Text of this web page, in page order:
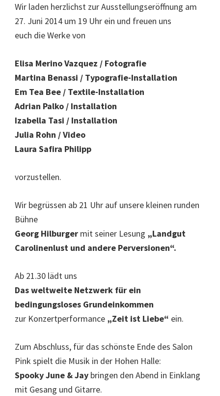
Wir laden herzlichst zur Ausstellungseröffnung am
27. Juni 2014 um 19 Uhr ein und freuen uns
euch die Werke von
Elisa Merino Vazquez / Fotografie
Martina Benassi / Typografie-Installation
Em Tea Bee / Textile-Installation
Adrian Palko / Installation
Izabella Tasi / Installation
Julia Rohn / Video
Laura Safira Philipp
vorzustellen.
Wir begrüssen ab 21 Uhr auf unsere kleinen runden
Bühne
Georg Hilburger mit seiner Lesung „Landgut
Carolinenlust und andere Perversionen“.
Ab 21.30 lädt uns
Das weltweite Netzwerk für ein
bedingungsloses Grundeinkommen
zur Konzertperformance „Zeit ist Liebe“ ein.
Zum Abschluss, für das schönste Ende des Salon
Pink spielt die Musik in der Hohen Halle:
Spooky June & Jay bringen den Abend in Einklang
mit Gesang und Gitarre.